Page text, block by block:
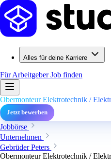
Alles für deine Karriere
Für ArbeitgeberJob finden
Obermonteur Elektrotechnik /
Jetzt bewerben
Jobbörse
Unternehmen
Gebrüder Peters
Obermonteur Elektrotechnik /